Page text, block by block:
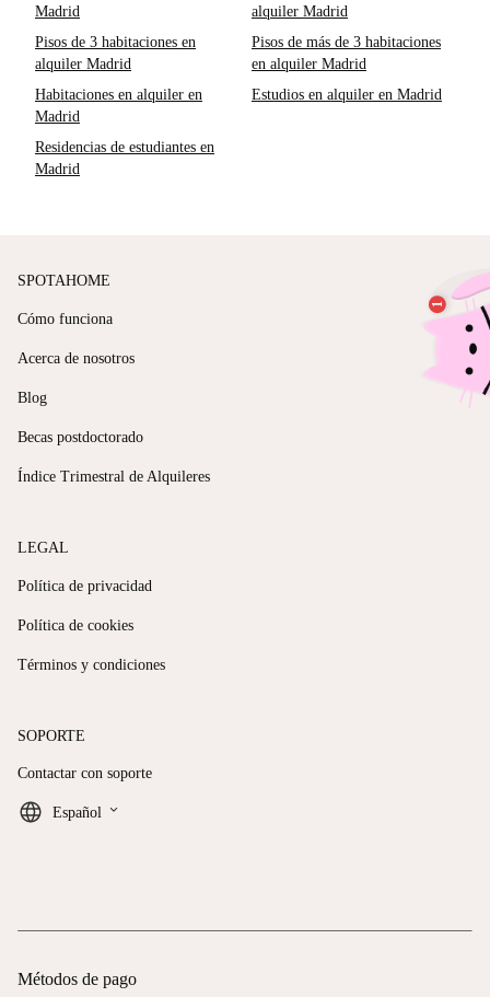
Madrid
alquiler Madrid
Pisos de 3 habitaciones en
alquiler Madrid
Pisos de más de 3 habitaciones
en alquiler Madrid
Habitaciones en alquiler en
Madrid
Estudios en alquiler en Madrid
Residencias de estudiantes en
Madrid
SPOTAHOME
Cómo funciona
Acerca de nosotros
Blog
Becas postdoctorado
Índice Trimestral de Alquileres
LEGAL
Política de privacidad
Política de cookies
Términos y condiciones
SOPORTE
Contactar con soporte
Español keyboard_arrow_down
Métodos de pago